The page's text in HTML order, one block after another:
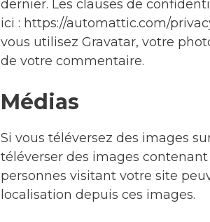
dernier. Les clauses de
ici : https://automattic.com/
vous utilisez Gravatar, votre
de votre commentaire.
Médias
Si vous téléversez des images
téléverser des images contenant
personnes visitant votre site
localisation depuis ces images.